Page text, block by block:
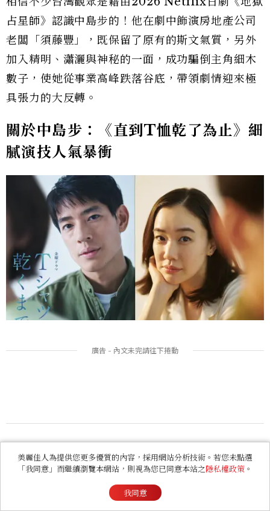
占星師》認識中島步的！他在劇中飾演房地產公司
老闆「須藤豐」，既保留了原有的斯文氣質，另外
加入精明、瀟灑與神秘的一面，成功騙倒主角細木
數子，使她從事業高峰跌落谷底，帶領劇情迎來極
具張力的大反轉。
關於中島步：《直到T恤乾了為止》細
膩演技人氣暴衝
近期中島步的話題之作，便是演出《Silent》編劇
生方美久新日劇《直到T恤乾了為止》。他飾演的
角色園田樹生有著良善性格，對工作及家庭規劃都
美麗佳人為提供您更多優質的內容，採用網站分析技術。若您未點選
「我同意」而繼續瀏覽本網站，則視為您已同意本站之隱私權政策 。
我同意